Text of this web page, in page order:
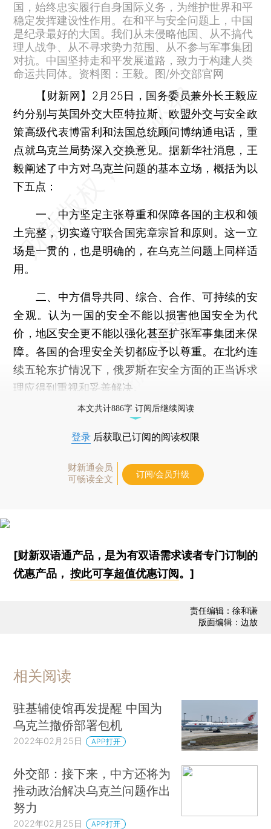
国，始终忠实履行自身国际义务，为维护世界和平
稳定发挥建设性作用。在和平与安全问题上，中国
是纪录最好的大国。我们从未侵略他国、从不搞代
理人战争、从不寻求势力范围、从不参与军事集团
对抗。中国坚持走和平发展道路，致力于构建人类
命运共同体。资料图：王毅。图/外交部官网
【财新网】 2月25日，国务委员兼外长王毅应
约分别与英国外交大臣特拉斯、欧盟外交与安全政
策高级代表博雷利和法国总统顾问博纳通电话，重
点就乌克兰局势深入交换意见。据新华社消息，王
毅阐述了中方对乌克兰问题的基本立场，概括为以
下五点：
一、中方坚定主张尊重和保障各国的主权和领
土完整，切实遵守联合国宪章宗旨和原则。这一立
场是一贯的，也是明确的，在乌克兰问题上同样适
用。
二、中方倡导共同、综合、合作、可持续的安
全观。认为一国的安全不能以损害他国安全为代
价，地区安全更不能以强化甚至扩张军事集团来保
障。各国的合理安全关切都应予以尊重。在北约连
续五轮东扩情况下，俄罗斯在安全方面的正当诉求
理应得到重视和妥善解决。
本文共计886字 订阅后继续阅读
登录 后获取已订阅的阅读权限
财新通会员
可畅读全文
订阅/会员升级
[财新双语通产品，是为有双语需求读者专门订制的
优惠产品，按此可享超值优惠订阅。]
责任编辑：徐和谦
版面编辑：边放
相关阅读
驻基辅使馆再发提醒 中国为
乌克兰撤侨部署包机
2022年02月25日 APP打开
外交部：接下来，中方还将为
推动政治解决乌克兰问题作出
努力
2022年02月25日 APP打开